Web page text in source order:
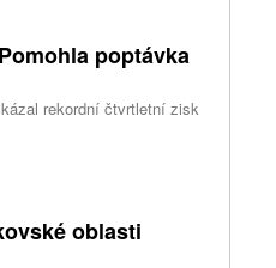
poptávka
rekordní čtvrtletní zisk
oblasti